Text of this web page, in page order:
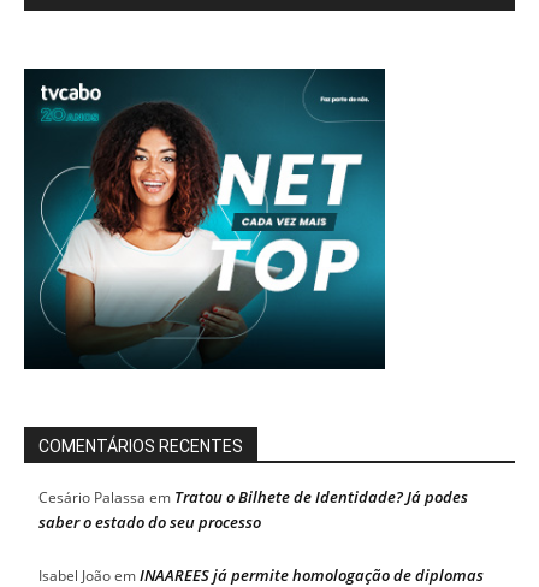
COMENTÁRIOS RECENTES
Cesário Palassa em Tratou o Bilhete de Identidade? Já podes
saber o estado do seu processo
Isabel JoãoemINAAREES já permite homologação de diplomas